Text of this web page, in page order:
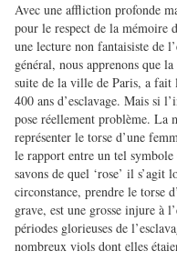
Avec une affliction profonde
pour le respect de la mémoire
une lecture non fantaisiste de
général, nous apprenons que
suite de la ville de Paris, a fait
400 ans d’esclavage. Mais si
pose réellement problème. La
représenter le torse d’une
le rapport entre un tel symbole
savons de quel ‘rose’ il
circonstance, prendre le torse
grave, est une grosse injure à
périodes glorieuses de
nombreux viols dont elles